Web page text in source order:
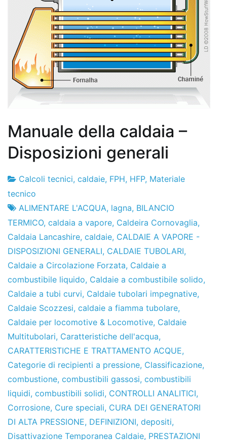
Manuale della caldaia –
Disposizioni generali
Fabbrica
di
progetti
23
di
aprile
2010
Calcoli tecnici, caldaie, FPH, HFP, Materiale
tecnico
ALIMENTARE L'ACQUA, lagna, BILANCIO
TERMICO, caldaia a vapore, Caldeira Cornovaglia,
Caldaia Lancashire, caldaie, CALDAIE A VAPORE -
DISPOSIZIONI GENERALI, CALDAIE TUBOLARI,
Caldaie a Circolazione Forzata, Caldaie a
combustibile liquido, Caldaie a combustibile solido,
Caldaie a tubi curvi, Caldaie tubolari impegnative,
Caldaie Scozzesi, caldaie a fiamma tubolare,
Caldaie per locomotive & Locomotive, Caldaie
Multitubolari, Caratteristiche dell'acqua,
CARATTERISTICHE E TRATTAMENTO ACQUE,
Categorie di recipienti a pressione, Classificazione,
combustione, combustibili gassosi, combustibili
liquidi, combustibili solidi, CONTROLLI ANALITICI,
Corrosione, Cure speciali, CURA DEI GENERATORI
DI ALTA PRESSIONE, DEFINIZIONI, depositi,
Disattivazione Temporanea Caldaie, PRESTAZIONI